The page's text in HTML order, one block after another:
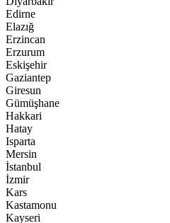
Edirne
Elazığ
Erzincan
Erzurum
Eskişehir
Gaziantep
Giresun
Gümüşhane
Hakkari
Hatay
Isparta
Mersin
İstanbul
İzmir
Kars
Kastamonu
Kayseri